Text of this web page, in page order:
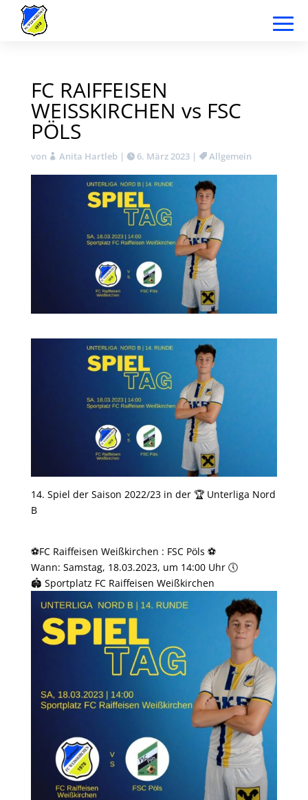
FC RAIFFEISEN
WEISSKIRCHEN vs FSC
PÖLS
von Anita Hartleb| 6. März 2023| Allgemein
14. Spiel der Saison 2022/23 in der 🏆 Unterliga Nord
B
⚽️FC Raiffeisen Weißkirchen : FSC Pöls ⚽️
Wann: Samstag, 18.03.2023, um 14:00 Uhr 🕔
🏟 Sportplatz FC Raiffeisen Weißkirchen